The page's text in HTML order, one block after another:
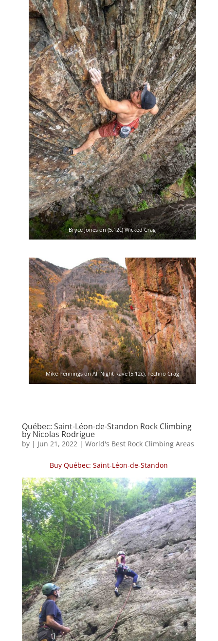
Bryce Jones on (5.12c) Wicked Crag
Mike Pennings on All Night Rave (5.12c), Techno Crag
Québec: Saint-Léon-de-Standon Rock Climbing
by Nicolas Rodrigue
by | Jun 21, 2022 | World's Best Rock Climbing Areas
Buy Québec: Saint-Léon-de-Standon